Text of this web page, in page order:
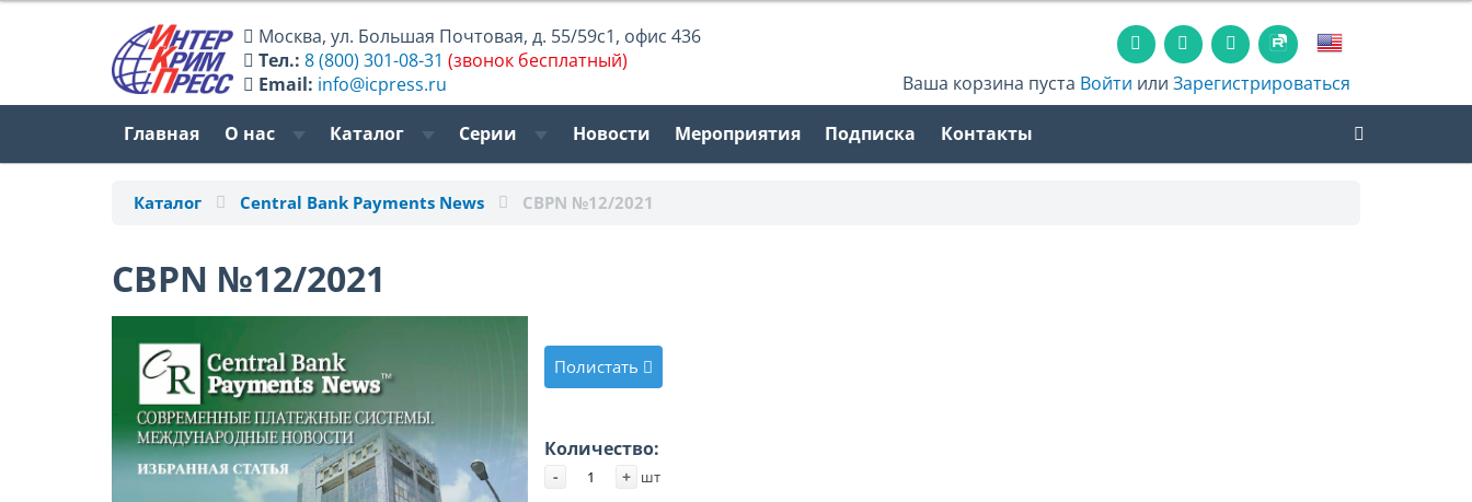
Москва,ул. Большая Почтовая, д. 55/59с1, офис 436
Тел.: 8 (800) 301-08-31 (звонок бесплатный)
Email: info@icpress.ru Ваша корзина пуста Войти илиЗарегистрироваться
Главная О нас Каталог Серии Новости Мероприятия Подписка Контакты
Каталог Central Bank Payments News CBPN №12/2021
CBPN №12/2021
Полистать
Количество:
- + шт